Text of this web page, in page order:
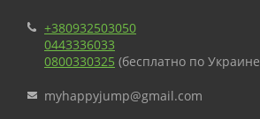
+380932503050
0443336033
0800330325 (бесплатно по Украине
myhappyjump@gmail.com